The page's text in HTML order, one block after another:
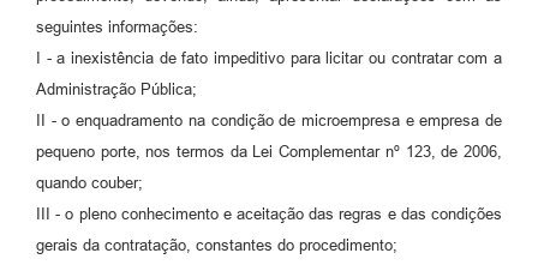
seguintes informações:
I - a inexistência de fato impeditivo para licitar ou contratar com a
Administração Pública;
II - o enquadramento na condição de microempresa e empresa de
pequeno porte, nos termos da Lei Complementar nº 123, de 2006,
quando couber;
III - o pleno conhecimento e aceitação das regras e das condições
gerais da contratação, constantes do procedimento;